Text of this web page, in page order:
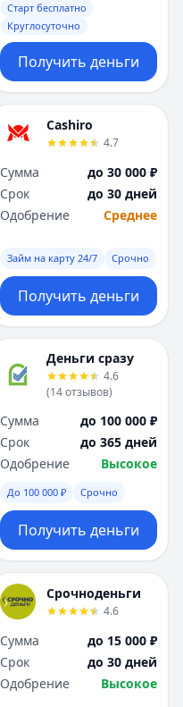
Севастополь
Сочи
Сургут
Т
Тверь
Тольятти
Томск
Тюмень
У
Ульяновск
Х
Хабаровск
Ч
Чебоксары
Челябинск
Чита
Я
Ярославль
Вся Россия
Севастополь
Сочи
Сургут
Т
Тверь
Тольятти
Томск
Тюмень
У
Ульяновск
Х
Хабаровск
Ч
Чебоксары
Челябинск
Чита
Я
Ярославль
Вся Россия
Старт бесплатно
Круглосуточно
Получить деньги
Cashiro
4.7
Сумма
до 30 000 ₽
Срок
до 30 дней
Одобрение
Среднее
Займ на карту 24/7 Срочно
Получить деньги
Деньги сразу
4.6
(14отзывов)
Сумма
до 100 000 ₽
Срок
до 365 дней
Одобрение
Высокое
До 100 000 ₽ Срочно
Получить деньги
Срочноденьги
4.6
Сумма
до 15 000 ₽
Срок
до 30 дней
Одобрение
Высокое